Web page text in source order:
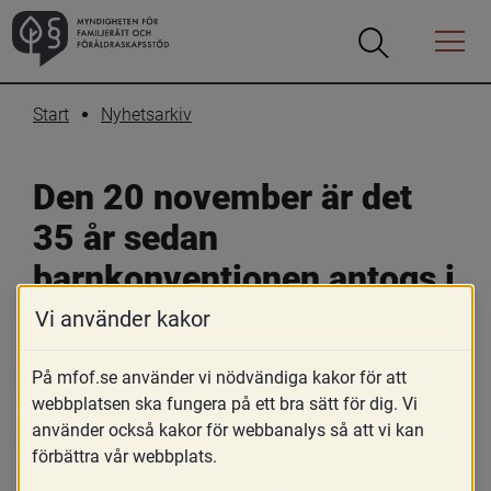
Öppna
Öppna
Menyn
Start Nyhetsarkiv
Den 20 november är det
35 år sedan
barnkonventionen antogs i
FN och det vill vi
uppmärksamma
18 november 2024
Skriv ut
Vi använder kakor
På mfof.se använder vi nödvändiga kakor för att
webbplatsen ska fungera på ett bra sätt för dig. Vi
använder också kakor för webbanalys så att vi kan
förbättra vår webbplats.